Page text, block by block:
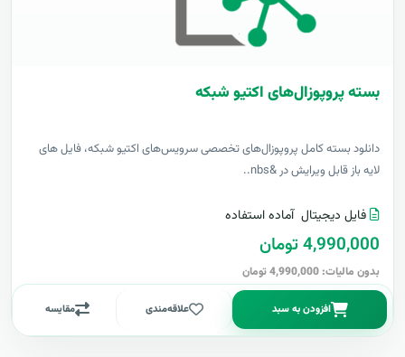
بسته پروپوزال‌های اکتیو شبکه
دانلود بسته کامل پروپوزال‌های تخصصی سرویس‌های اکتیو شبکه، فایل های
لایه باز قابل ویرایش در &nbs..
فایل دیجیتال آماده استفاده
4,990,000 تومان
بدون مالیات: 4,990,000 تومان
افزودن به سبد علاقه‌مندی مقایسه